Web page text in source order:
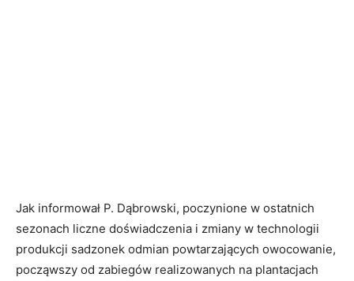
Jak informował P. Dąbrowski, poczynione w ostatnich
sezonach liczne doświadczenia i zmiany w technologii
produkcji sadzonek odmian powtarzających owocowanie,
począwszy od zabiegów realizowanych na plantacjach